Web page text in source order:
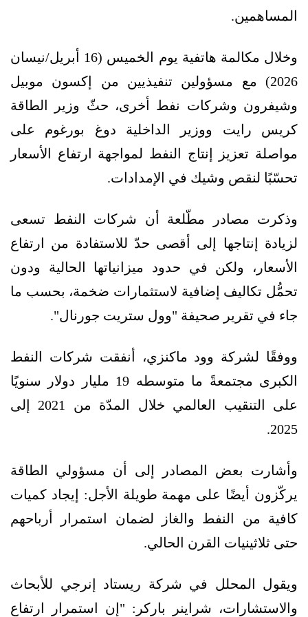
المساهمين.
وخلال مكالمة هاتفية يوم الخميس (16 أبريل/نيسان
2026) مع مسؤولين تنفيذيين من إكسون موبيل
وشيفرون وشركات نفط أخرى، حثّ وزير الطاقة
كريس رايت ووزير الداخلية دوغ بورغوم على
مواصلة تعزيز إنتاج النفط لمواجهة ارتفاع الأسعار
تحسّبًا لنقص وشيك في الإمدادات.
وذكرت مصادر مطّلعة أن شركات النفط تسعى
لزيادة إنتاجها إلى أقصى حدّ للاستفادة من ارتفاع
الأسعار، ولكن في حدود ميزانياتها الحالية ودون
تحمُّل تكاليف إضافية لاستثمارات ضخمة، بحسب ما
جاء في تقرير صحيفة "وول ستريت جورنال".
ووفقًا لشركة وود ماكنزي، أنفقت شركات النفط
الكبرى مجتمعةً ما متوسطه 19 مليار دولار سنويًا
على التنقيب العالمي خلال المدّة من 2021 إلى
2025.
وأشارت بعض المصادر إلى أن مسؤولي الطاقة
يركّزون أيضًا على مهمة طويلة الأجل: إيجاد كميات
كافية من النفط والغاز لضمان استمرار أرباحهم
حتى ثلاثينيات القرن الحالي.
ويقول المحلل في شركة ريستاد إنرجي للأبحاث
والاستشارات، شراينر باركر: "إن استمرار ارتفاع